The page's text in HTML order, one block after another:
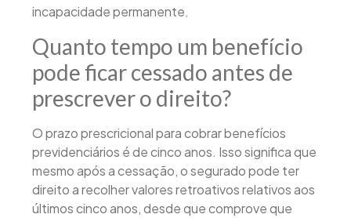
incapacidade permanente.
Quanto tempo um benefício
pode ficar cessado antes de
prescrever o direito?
O prazo prescricional para cobrar benefícios
previdenciários é de cinco anos. Isso significa que
mesmo após a cessação, o segurado pode ter
direito a recolher valores retroativos relativos aos
últimos cinco anos, desde que comprove que